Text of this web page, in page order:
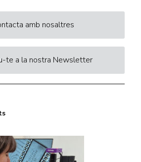
amb nosaltres
te a la nostra Newsletter